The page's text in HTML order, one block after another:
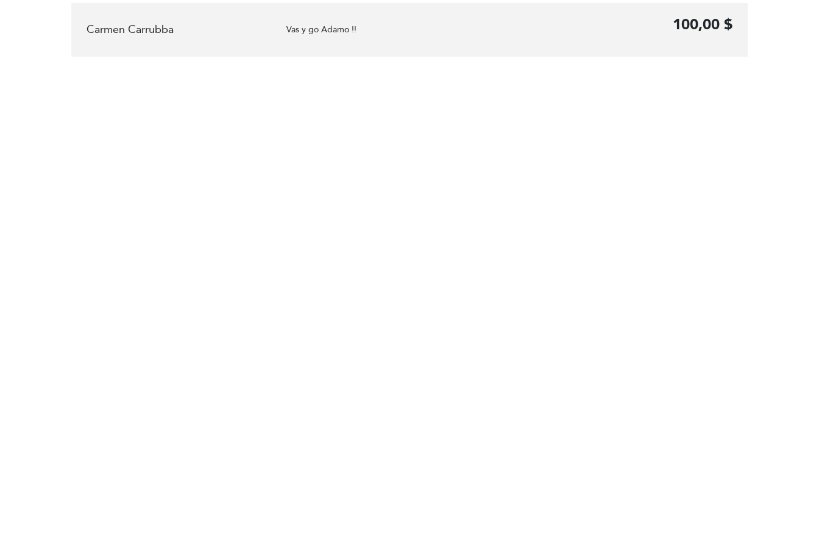
Carmen Carrubba Vas y go Adamo !! 100,00 $